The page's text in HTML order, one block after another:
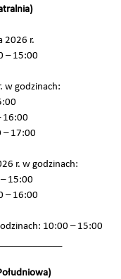
2026 r.
– 15:00
w godzinach:
16:00
17:00
r. w godzinach:
15:00
– 16:00
10:00 – 15:00